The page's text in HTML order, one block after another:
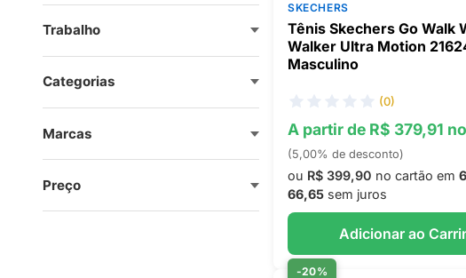
Preço
Categorias
Marcas
Trabalho
SKECHERS
Tênis Skechers Go Walk
Walker Ultra Motion
Masculino
(0)
A partir de R$ 379,91
(5,00% de desconto)
ou R$ 399,90 no cartão em
66,65sem juros
Adicionar ao
-20%